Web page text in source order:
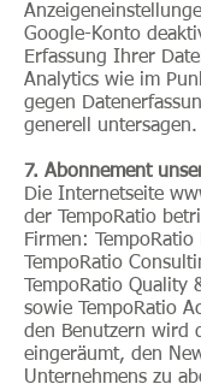
Google-Konto
Erfassung Ihrer
Analytics wie im
gegen
generell untersagen.
7. Abonnement
Die Internetseite
der TempoRatio
Firmen: TempoRatio
TempoRatio
TempoRatio Quality
sowie TempoRatio
den Benutzern wird
eingeräumt, den
Unternehmens zu